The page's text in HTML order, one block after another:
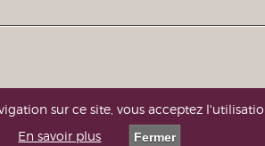
sur ce site, vous acceptez
En savoir plus